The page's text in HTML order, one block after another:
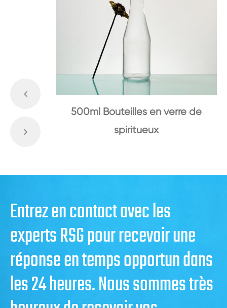
500ml Bouteilles en verre de
spiritueux
Entrez en contact avec les
experts RSG pour recevoir une
réponse en temps opportun dans
les 24 heures. Nous sommes très